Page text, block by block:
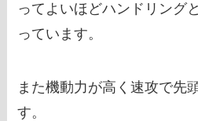
ってよいほどハンドリング
っています。
また機動力が高く速攻で先
す。